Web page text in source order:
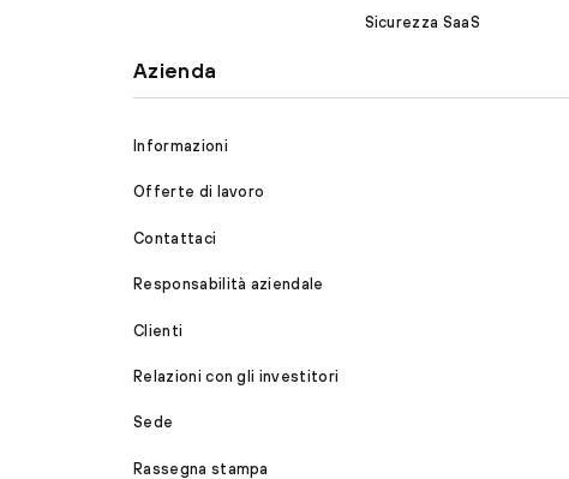
Sicurezza SaaS
Azienda
Informazioni
Offerte di lavoro
Contattaci
Responsabilità aziendale
Clienti
Relazioni con gli investitori
Sede
Rassegna stampa